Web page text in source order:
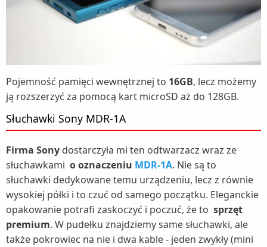
Pojemność pamięci wewnętrznej to 16GB, lecz możemy
ją rozszerzyć za pomocą kart microSD aż do 128GB.
Słuchawki Sony MDR-1A
Firma Sony dostarczyła mi ten odtwarzacz wraz ze
słuchawkami o oznaczeniu MDR-1A. Nie są to
słuchawki dedykowane temu urządzeniu, lecz z równie
wysokiej półki i to czuć od samego początku. Eleganckie
opakowanie potrafi zaskoczyć i poczuć, że to sprzęt
premium. W pudełku znajdziemy same słuchawki, ale
także pokrowiec na nie i dwa kable - jeden zwykły (mini